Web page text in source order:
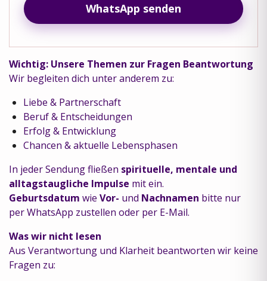
WhatsApp senden
Wichtig: Unsere Themen zur Fragen Beantwortung
Wir begleiten dich unter anderem zu:
Liebe & Partnerschaft
Beruf & Entscheidungen
Erfolg & Entwicklung
Chancen & aktuelle Lebensphasen
In jeder Sendung fließen spirituelle, mentale und
alltagstaugliche Impulse mit ein.
Geburtsdatum wie Vor- und Nachnamen bitte nur
per WhatsApp zustellen oder per E-Mail.
Was wir nicht lesen
Aus Verantwortung und Klarheit beantworten wir keine
Fragen zu: